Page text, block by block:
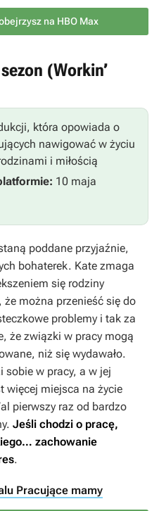
na HBO Max
(Workin’
która opowiada o
nawigować w życiu
i miłością
10 maja
poddane przyjaźnie,
bohaterek. Kate zmaga
się rodziny
można przenieść się do
problemy i tak za
że związki w pracy mogą
niż się wydawało.
sobie w pracy, a w jej
więcej miejsca na życie
pierwszy raz od bardzo
Jeśli chodzi o pracę,
zachowanie
.
Pracujące mamy